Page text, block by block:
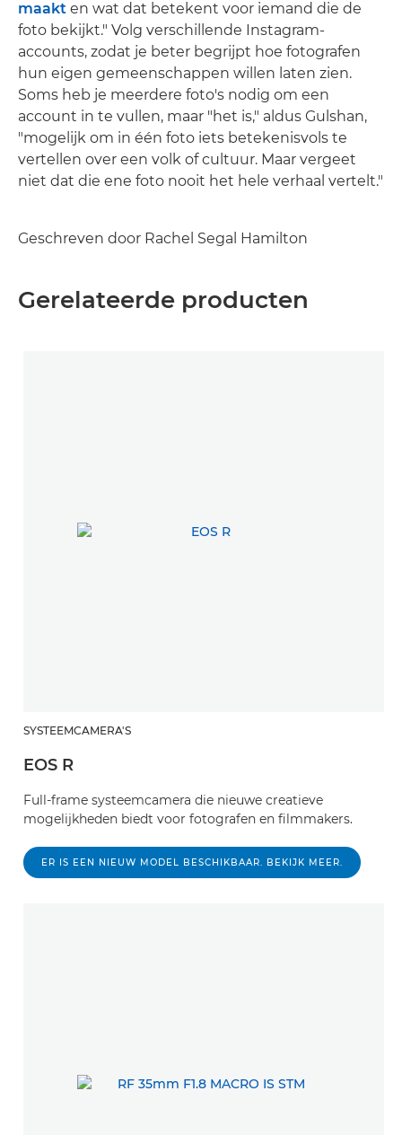
maakt en wat dat betekent voor iemand die de
foto bekijkt." Volg verschillende Instagram-
accounts, zodat je beter begrijpt hoe fotografen
hun eigen gemeenschappen willen laten zien.
Soms heb je meerdere foto's nodig om een
account in te vullen, maar "het is," aldus Gulshan,
"mogelijk om in één foto iets betekenisvols te
vertellen over een volk of cultuur. Maar vergeet
niet dat die ene foto nooit het hele verhaal vertelt."
Geschreven door Rachel Segal Hamilton
Gerelateerde producten
SYSTEEMCAMERA'S
EOS R
Full-frame systeemcamera die nieuwe creatieve
mogelijkheden biedt voor fotografen en filmmakers.
ER IS EEN NIEUW MODEL BESCHIKBAAR. BEKIJK MEER.